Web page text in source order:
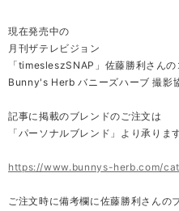
現在発売中の
月刊ザテレビジョン
「timesleszSNAP」佐藤勝利さんの
Bunny's Herb バニーズハーブ 撮影
記事に掲載のブレンドのご注文は
「パーソナルブレンド」より承ります
https://www.bunnys-herb.com/
ご注文時に備考欄に佐藤勝利さんの